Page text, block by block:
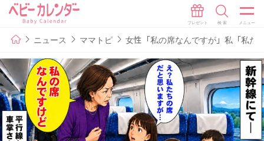
ニュース ママトピ 女性「私の席なんですが」私「私